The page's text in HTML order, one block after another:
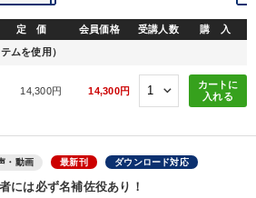
定 価 会員価格 受講人数 購 入
ムを使用）
14,300円 14,300円
カートに
入れる
・動画 最新刊 ダウンロード対応
には必ず名補佐役あり！